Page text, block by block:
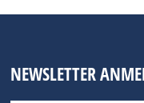
NEWSLETTER